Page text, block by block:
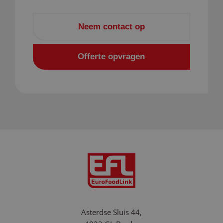
Neem contact op
Offerte opvragen
Asterdse Sluis 44,
PHPSESSID
PHP.net